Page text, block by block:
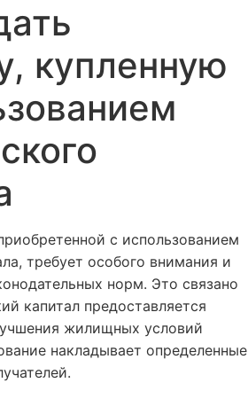
купленную
с использованием
требует особого внимания и
норм. Это связано
капитал предоставляется
жилищных условий
накладывает определенные